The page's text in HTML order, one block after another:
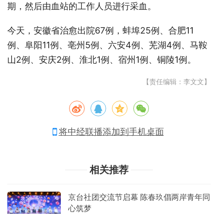
期，然后由血站的工作人员进行采血。
今天，安徽省治愈出院67例，蚌埠25例、合肥11
例、阜阳11例、亳州5例、六安4例、芜湖4例、马鞍
山2例、安庆2例、淮北1例、宿州1例、铜陵1例。
【责任编辑：李文文】
将中经联播添加到手机桌面
相关推荐
京台社团交流节启幕 陈春玖倡两岸青年同
心筑梦